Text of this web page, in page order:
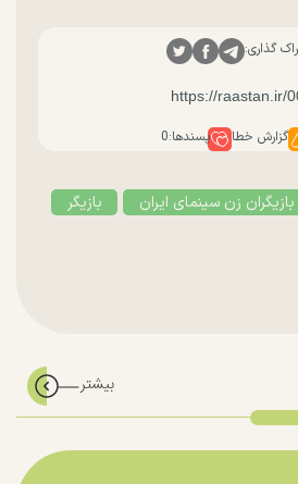
گذاری:
گزارش خطا پسندها:0
بازیگران زن سینمای ایران بازیگر